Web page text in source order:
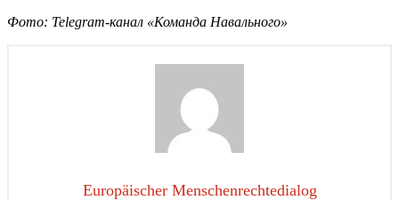
Фото: Telegram-канал «Команда Навального»
Europäischer Menschenrechtedialog